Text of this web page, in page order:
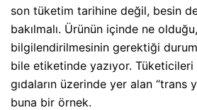
son tüketim tarihine değil, besin
bakılmalı. Ürünün içinde ne
bilgilendirilmesinin gerektiği
bile etiketinde yazıyor.
gıdaların üzerinde yer alan “trans
buna bir örnek.